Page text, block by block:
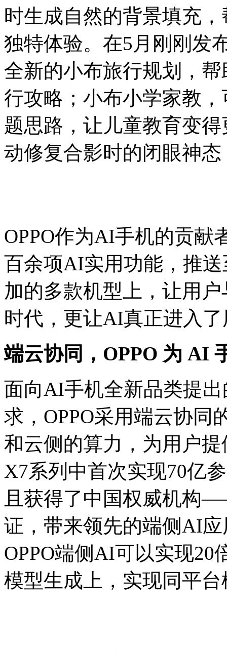
时生成自然的背景填充
独特体验。在5月刚刚发
全新的小布旅行规划，
行攻略；小布小学家教
题思路，让儿童教育变
动修复合影时的闭眼神
OPPO作为AI手机的贡献
百余项AI实用功能，推
加的多款机型上，让用
时代，更让AI真正进入
端云协同，OPPO 为 AI
面向AI手机全新品类提
求，OPPO采用端云协同
和云侧的算力，为用户
X7系列中首次实现70亿
且获得了中国权威机构
证，带来领先的端侧AI
OPPO端侧AI可以实现
模型生成上，实现同平